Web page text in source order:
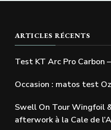
ARTICLES RÉCENTS
Test KT Arc Pro Carbon
Occasion : matos test
Swell On Tour Wingfoil
afterwork à la Cale de